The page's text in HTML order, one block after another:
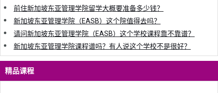
前住新加坡东亚管理学院留学大概要准备多少钱？
新加坡东亚管理学院（EASB）这个院值得去吗？
请问新加坡东亚管理学院（EASB）这个学校课程靠不靠谱？
新加坡东亚管理学院课程谱吗？有人说这个学校不是很好？
精品课程